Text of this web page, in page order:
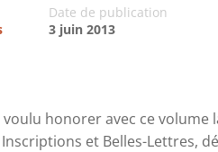
Date de publication
3 juin 2013
honorer avec ce volume
et Belles-Lettres,